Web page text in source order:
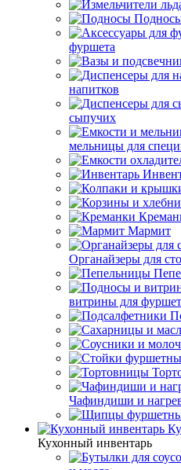
фуршета
напитков
сыпучих
мельницы для
Мармит
Органайзеры для
витрины для
Чафиндиши и
Кухонный инвентарь